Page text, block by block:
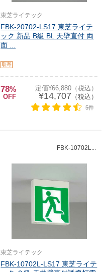
東芝ライテック
FBK-20702-LS17 東芝ライテ
ック 新品 B級 BL 天壁直付 両
面 ...
取寄
78%
OFF
定価¥66,880（税込）
¥14,707 （税込）
5件
FBK-10702L...
東芝ライテック
FBK-10702L-LS17 東芝ライテ